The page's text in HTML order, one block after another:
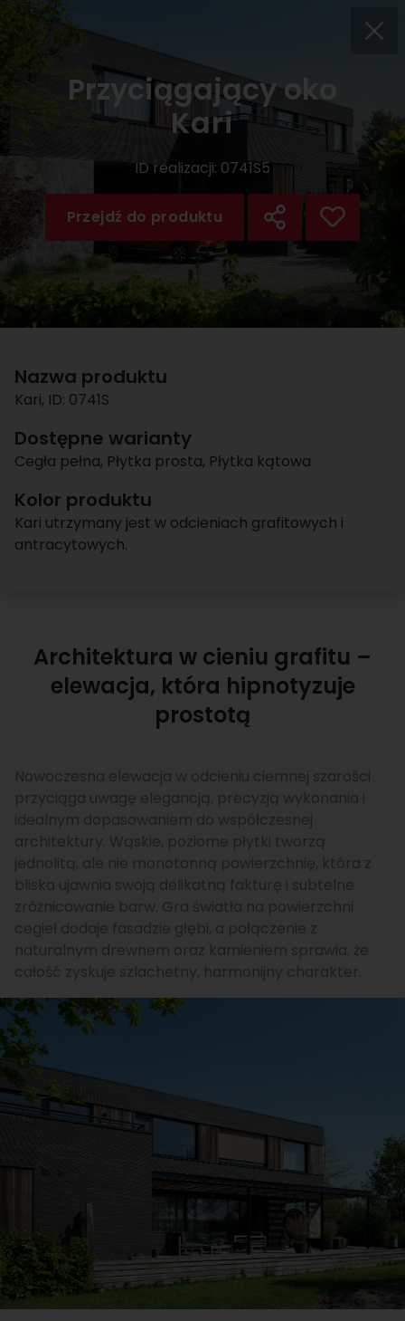
Przyciągający oko
Kari
ID realizacji: 0741S5
Przejdź do produktu
Nazwa produktu
Kari, ID: 0741S
Dostępne warianty
Cegła pełna, Płytka prosta, Płytka kątowa
Kolor produktu
Kari utrzymany jest w odcieniach grafitowych i
antracytowych.
Architektura w cieniu grafitu –
elewacja, która hipnotyzuje
prostotą
Nowoczesna elewacja w odcieniu ciemnej szarości
przyciąga uwagę elegancją, precyzją wykonania i
idealnym dopasowaniem do współczesnej
architektury. Wąskie, poziome płytki tworzą
jednolitą, ale nie monotonną powierzchnię, która z
bliska ujawnia swoją delikatną fakturę i subtelne
zróżnicowanie barw. Gra światła na powierzchni
cegieł dodaje fasadzie głębi, a połączenie z
naturalnym drewnem oraz kamieniem sprawia, że
całość zyskuje szlachetny, harmonijny charakter.